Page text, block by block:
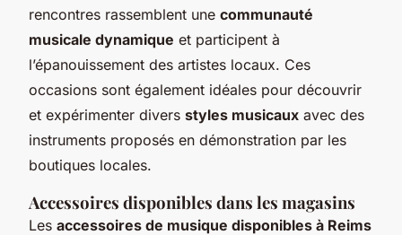
rencontres rassemblent une communauté
musicale dynamique et participent à
l’épanouissement des artistes locaux. Ces
occasions sont également idéales pour découvrir
et expérimenter divers styles musicaux avec des
instruments proposés en démonstration par les
boutiques locales.
Accessoires disponibles dans les magasins
Les accessoires de musique disponibles à Reims